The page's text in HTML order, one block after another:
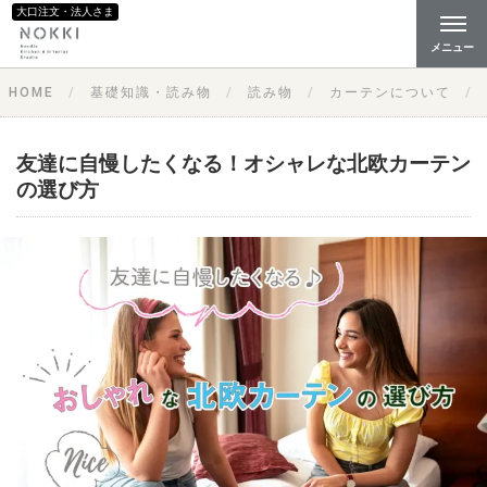
大口注文・法人さま
メニュー
HOME 基礎知識・読み物 読み物 カーテンについて
友達に自慢したくなる！オシャレな北欧カーテン
の選び方